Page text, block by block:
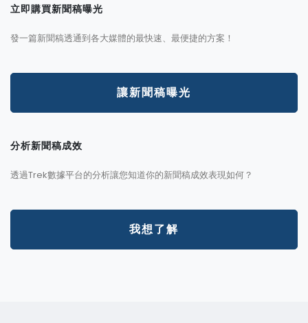
立即購買新聞稿曝光
發一篇新聞稿透通到各大媒體的最快速、最便捷的方案！
讓新聞稿曝光
分析新聞稿成效
透過Trek數據平台的分析讓您知道你的新聞稿成效表現如何？
我想了解